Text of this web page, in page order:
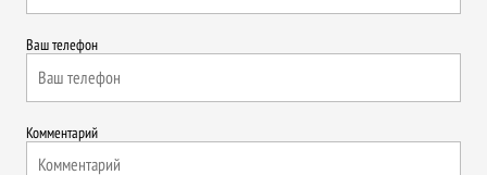
Ваш телефон
Комментарий